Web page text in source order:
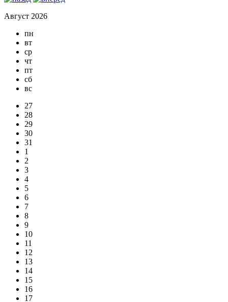
Август 2026
пн
вт
ср
чт
пт
сб
вс
27
28
29
30
31
1
2
3
4
5
6
7
8
9
10
11
12
13
14
15
16
17